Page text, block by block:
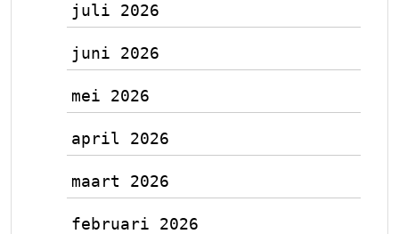
juli 2026
juni 2026
mei 2026
april 2026
maart 2026
februari 2026